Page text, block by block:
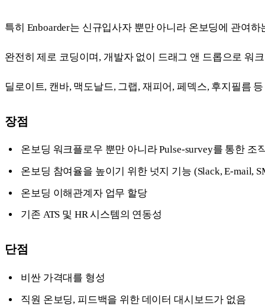
특히 Enboarder는 신규입사자 뿐만 아니라 온보딩에 관여
완전히 제로 코딩이며, 개발자 없이 드래그 앤 드롭으로 워
딜로이트, 캔바, 맥도날드, 그랩, 재피어, 페덱스, 후지필름
장점
온보딩 워크플로우 뿐만 아니라 Pulse-survey를 통한 조
온보딩 참여율을 높이기 위한 넛지 기능 (Slack, E-mail,
온보딩 이해관계자 업무 할당
기존 ATS 및 HR 시스템의 연동성
단점
비싼 가격대를 형성
직원 온보딩, 피드백을 위한 데이터 대시보드가 없음